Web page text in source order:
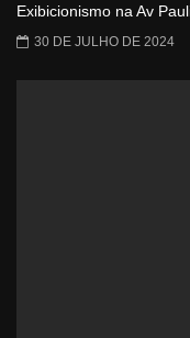
Exibicionismo na Av
30 DE JULHO DE 2024